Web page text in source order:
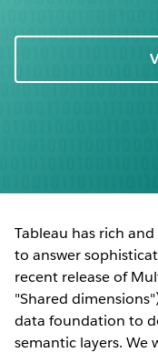
Tableau has rich
to answer
recent release of
"Shared
data foundation to
semantic layers. We